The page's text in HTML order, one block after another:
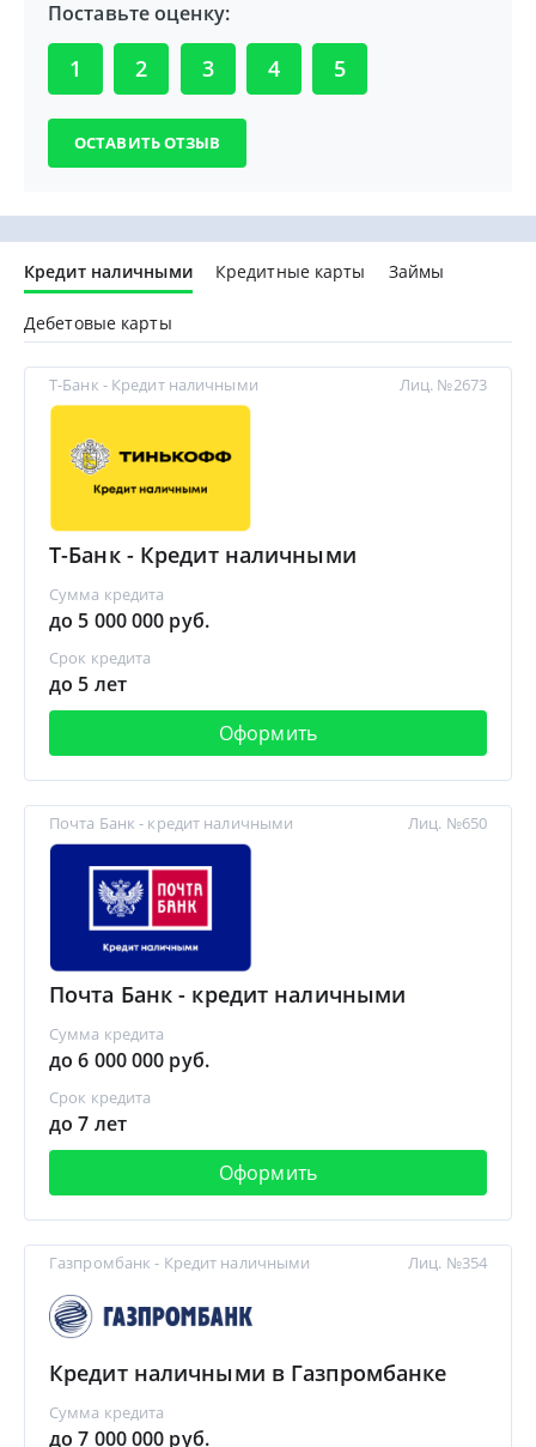
Поставьте оценку:
1 2 3 4 5
Кредит наличными Кредитные карты Займы
Дебетовые карты
Т-Банк - Кредит наличными
Т-Банк - Кредит наличными
Сумма кредита
до 5 000 000 руб.
Срок кредита
до 5 лет
Оформить
Лиц. №2673
Почта Банк - кредит наличными
Почта Банк - кредит наличными
Сумма кредита
до 6 000 000 руб.
Срок кредита
до 7 лет
Оформить
Лиц. №650
Газпромбанк - Кредит наличными
Кредит наличными в Газпромбанке
Сумма кредита
до 7 000 000 руб.
Лиц. №354